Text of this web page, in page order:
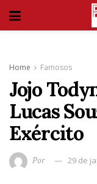
Home Famosos
Jojo
Lucas
Exército
Por 29 de